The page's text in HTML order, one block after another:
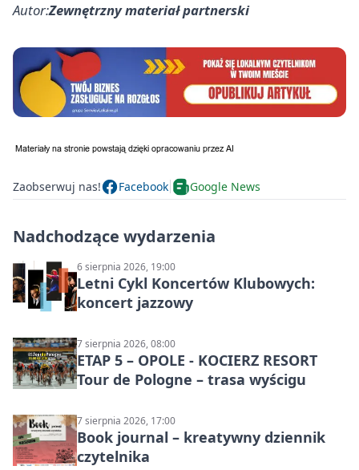
Autor:Zewnętrzny materiał partnerski
Zaobserwuj nas! Facebook Google News
Nadchodzące wydarzenia
6 sierpnia 2026, 19:00
Letni Cykl Koncertów Klubowych:
koncert jazzowy
7 sierpnia 2026, 08:00
ETAP 5 – OPOLE - KOCIERZ RESORT
Tour de Pologne – trasa wyścigu
7 sierpnia 2026, 17:00
Book journal – kreatywny dziennik
czytelnika